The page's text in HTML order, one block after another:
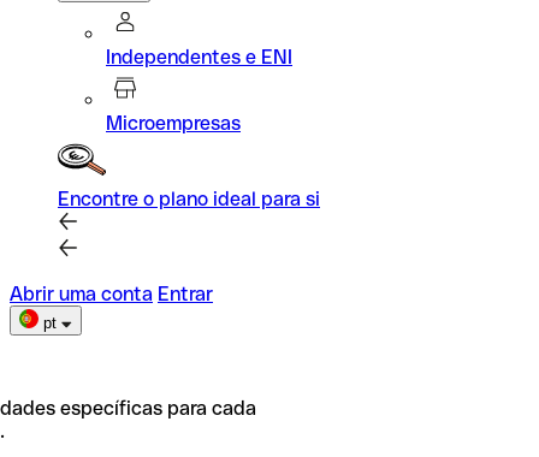
Independentes e ENI
Microempresas
Encontre o plano ideal para si
Abrir uma conta Entrar
pt
específicas para cada